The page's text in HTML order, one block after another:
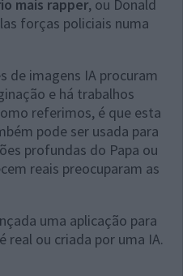
mais rapper, ou Donald
forças policiais numa
de imagens IA procuram
e há trabalhos
referimos, é que esta
pode ser usada para
profundas do Papa ou
reais preocuparam as
uma aplicação para
real ou criada por uma IA.